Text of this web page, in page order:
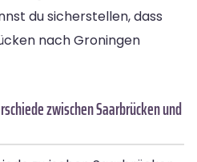
du sicherstellen, dass
nach Groningen
zwischen Saarbrücken und